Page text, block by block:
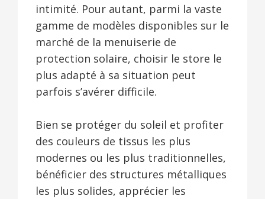
intimité. Pour autant, parmi la vaste
gamme de modèles disponibles sur le
marché de la menuiserie de
protection solaire, choisir le store le
plus adapté à sa situation peut
parfois s’avérer difficile.
Bien se protéger du soleil et profiter
des couleurs de tissus les plus
modernes ou les plus traditionnelles,
bénéficier des structures métalliques
les plus solides, apprécier les